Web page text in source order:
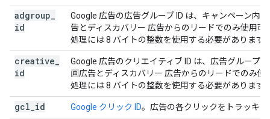
adgroup
id
Google 広告の広告グループ ID は、キャンペーン内
告とディスカバリー 広告からのリードでのみ使用可
処理には 8 バイトの整数を使用する必要があります
creative
id
Google 広告のクリエイティブ ID は、広告グループ
画広告とディスカバリー 広告からのリードでのみ使
処理には 8 バイトの整数を使用する必要があります
gcl id Google クリック ID。広告の各クリックをトラッキ